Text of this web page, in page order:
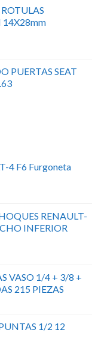
14X28mm
PUERTAS SEAT
4 F6 Furgoneta
RENAULT-
INFERIOR
VASO 1/4 + 3/8 +
215 PIEZAS
1/2 12